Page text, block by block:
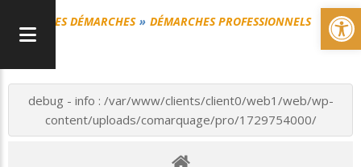
MES DÉMARCHES DÉMARCHES PROFESSIONNELS
debug - info : /var/www/clients/client0/web1/web/wp-
content/uploads/comarquage/pro/1729754000/